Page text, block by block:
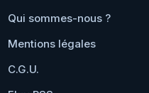
Qui sommes-nous ?
Mentions légales
C.G.U.